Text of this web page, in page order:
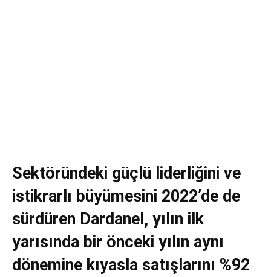
Sektöründeki güçlü liderliğini ve
istikrarlı büyümesini 2022’de de
sürdüren Dardanel, yılın ilk
yarısında bir önceki yılın aynı
dönemine kıyasla satışlarını %92